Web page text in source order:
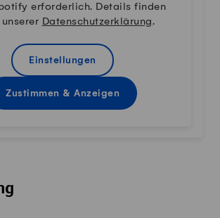
erforderlich. Details finden
Datenschutzerklärung.
Einstellungen
Zustimmen & Anzeigen